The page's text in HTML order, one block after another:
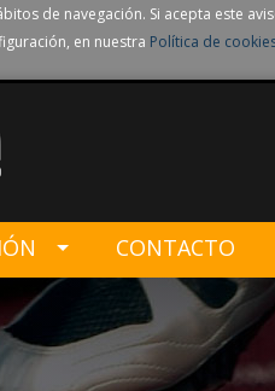
de navegación. Si acepta este
en nuestra Política de
CONTACTO